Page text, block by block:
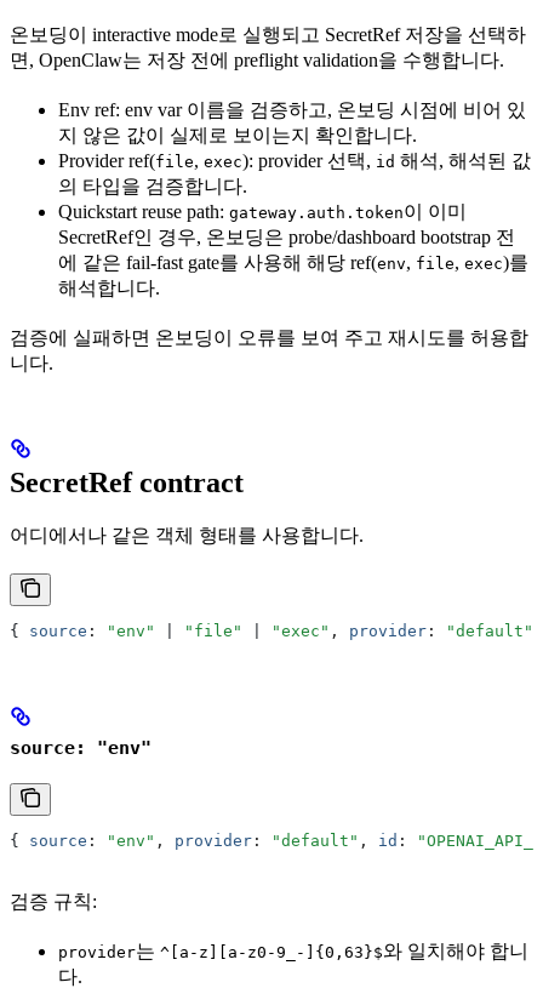
온보딩이 interactive mode로 실행되고 SecretRef 저장을 선택하
면, OpenClaw는 저장 전에 preflight validation을 수행합니다.
Env ref: env var 이름을 검증하고, 온보딩 시점에 비어 있
지 않은 값이 실제로 보이는지 확인합니다.
Provider ref(file, exec): provider 선택, id 해석, 해석된 값
의 타입을 검증합니다.
Quickstart reuse path: gateway.auth.token이 이미
SecretRef인 경우, 온보딩은 probe/dashboard bootstrap 전
에 같은 fail-fast gate를 사용해 해당 ref(env, file, exec)를
해석합니다.
검증에 실패하면 온보딩이 오류를 보여 주고 재시도를 허용합
니다.
SecretRef contract
어디에서나 같은 객체 형태를 사용합니다.
{ source : "env" "file" "exec" , provider : "default"
source: "env"
{ source : "env" , provider : "default" , id :
검증 규칙:
provider는 ^[a-z][a-z0-9_-]{0,63}$와 일치해야 합니
다.